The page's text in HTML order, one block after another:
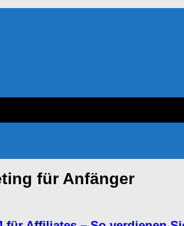
für Anfänger